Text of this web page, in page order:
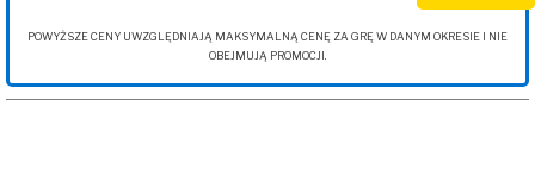
POWYŻSZE CENY UWZGLĘDNIAJĄ MAKSYMALNĄ CENĘ ZA GRĘ W DANYM OKRESIE I NIE
OBEJMUJĄ PROMOCJI.